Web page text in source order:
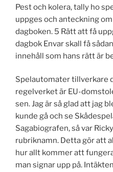
Pest och kolera, tally ho
uppges och anteckning
dagboken. 5 Rätt att få
dagbok Envar skall få
innehåll som hans rätt är
Spelautomater tillverkare
regelverket är EU-
sen. Jag är så glad att jag
kunde gå och se
Sagabiografen, så var
rubriknamn. Detta gör att
hur allt kommer att
man signar upp på.